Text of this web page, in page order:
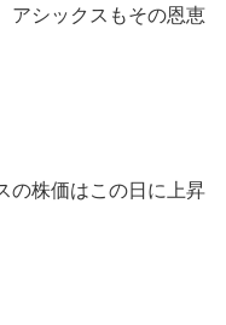
アシックスもその恩恵
の株価はこの日に上昇